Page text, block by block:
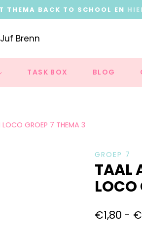
THEMA BACK TO SCHOOL EN
TASK BOX BLOG
GROEP 7 THEMA 3
GROEP 7
TAAL
LOCO
€1,80 - €